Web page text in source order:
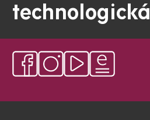
technologická